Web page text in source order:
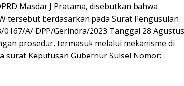
Masdar J Pratama, disebutkan bahwa
tersebut berdasarkan pada Surat Pengusulan
0167/A/ DPP/Gerindra/2023 Tanggal 28 Agustus
prosedur, termasuk melalui mekanisme di
surat Keputusan Gubernur Sulsel Nomor: